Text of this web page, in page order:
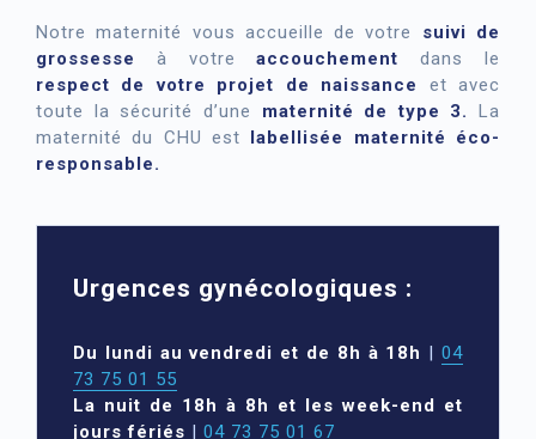
Notre maternité vous accueille de votre suivi de
grossesse
à votreaccouchementdans le
respect de votre projet de naissance
et avec
toute la sécurité d’une maternité de type 3. La
maternité du CHU est labellisée maternité éco-
responsable.
Urgences gynécologiques :
Du lundi au vendredi et de 8h à 18h |04
73 75 01 55
La nuit de 18h à 8h et les week-end et
jours fériés | 04 73 75 01 67